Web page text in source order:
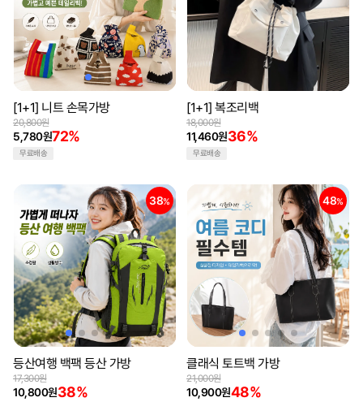
[1+1] 니트 손목가방
5,780원72%
20,800원
무료배송
[1+1] 복조리백
11,460원36%
18,000원
무료배송
38%
등산여행 백팩 등산 가방
10,800원38%
17,300원
48%
클래식 토트백 가방
10,900원48%
21,000원